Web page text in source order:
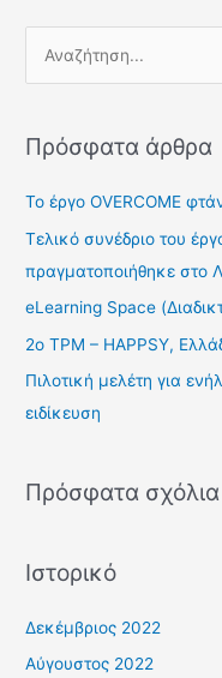
ζ
η
γ
ι
α
Πρόσφατα άρθρα
Το έργο ΟVERCOME
Τελικό συνέδριο του
πραγματοποιήθηκε στο
eLearning Space
2ο TPM – HAPPSY,
Πιλοτική μελέτη για
ειδίκευση
Πρόσφατα σχόλια
Ιστορικό
Δεκέμβριος 2022
Αύγουστος 2022